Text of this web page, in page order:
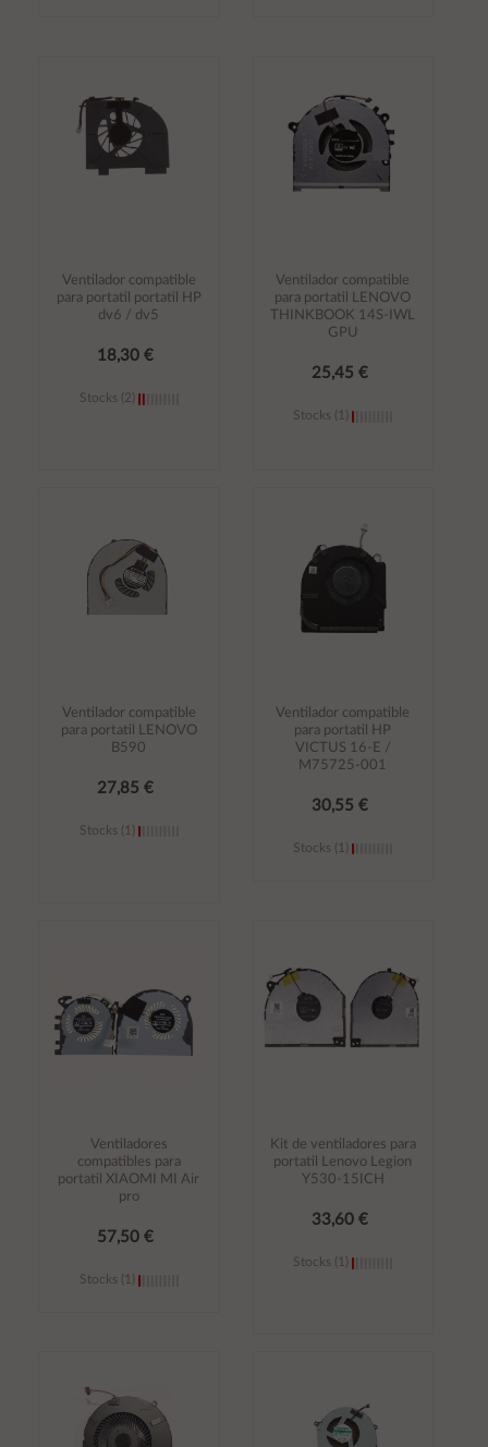
Ventilador compatible
para portatil portatil HP
dv6 / dv5
18,30 €
Stocks (2)
Ventilador compatible
para portatil LENOVO
THINKBOOK 14S-IWL
GPU
25,45 €
Stocks (1)
Ventilador compatible
para portatil LENOVO
B590
27,85 €
Stocks (1)
Ventilador compatible
para portatil HP
VICTUS 16-E /
M75725-001
30,55 €
Stocks (1)
Ventiladores
compatibles para
portatil XIAOMI MI Air
pro
57,50 €
Stocks (1)
carrito
Kit de ventiladores para
portatil Lenovo Legion
Y530-15ICH
33,60 €
Stocks (1)